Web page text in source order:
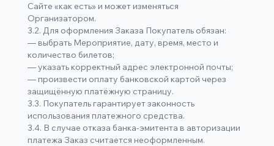
Сайте «как есть» и может изменяться
Организатором.
3.2. Для оформления Заказа Покупатель обязан:
— выбрать Мероприятие, дату, время, место и
количество билетов;
— указать корректный адрес электронной почты;
— произвести оплату банковской картой через
защищённую платёжную страницу.
3.3. Покупатель гарантирует законность
использования платежного средства.
3.4. В случае отказа банка-эмитента в авторизации
платежа Заказ считается неоформленным.